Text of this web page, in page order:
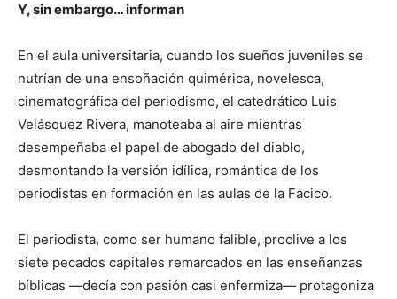
Y, sin embargo… informan
En el aula universitaria, cuando los sueños juveniles se
nutrían de una ensoñación quimérica, novelesca,
cinematográfica del periodismo, el catedrático Luis
Velásquez Rivera, manoteaba al aire mientras
desempeñaba el papel de abogado del diablo,
desmontando la versión idílica, romántica de los
periodistas en formación en las aulas de la Facico.
El periodista, como ser humano falible, proclive a los
siete pecados capitales remarcados en las enseñanzas
bíblicas —decía con pasión casi enfermiza— protagoniza